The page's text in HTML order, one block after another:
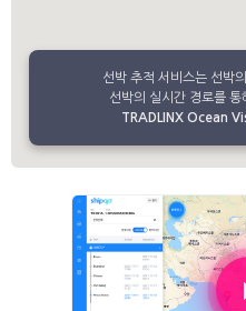
선박 추적 서비스는 선박
선박의 실시간 경로를
TRADLINX Ocean